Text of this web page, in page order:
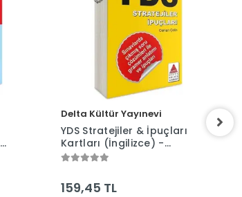
Delta Kültür Yayınevi
YDS Stratejiler & İpuçları
Kartları (İngilizce) -
Delta Kültür Yayınevi
159,45 TL